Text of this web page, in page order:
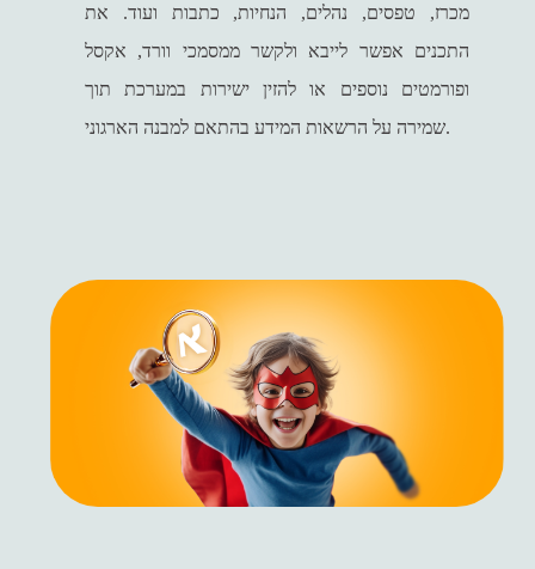
מכרז, טפסים, נהלים, הנחיות, כתבות ועוד. את
התכנים אפשר לייבא ולקשר ממסמכי וורד, אקסל
ופורמטים נוספים או להזין ישירות במערכת תוך
שמירה על הרשאות המידע בהתאם למבנה הארגוני.